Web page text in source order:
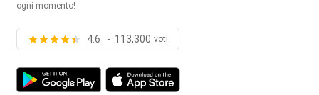
ogni momento!
4.6 - 113,300 voti